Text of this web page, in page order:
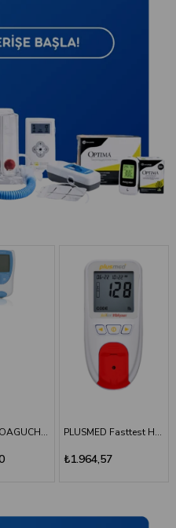
PLUSMED Fasttest HBlyzer Hemoglobin Ölçüm Cihazı
TÜKENDI
Plusmed - Fasttest Hblyzer Hemoglobin Ölçüm Stripi 50
₺701,64